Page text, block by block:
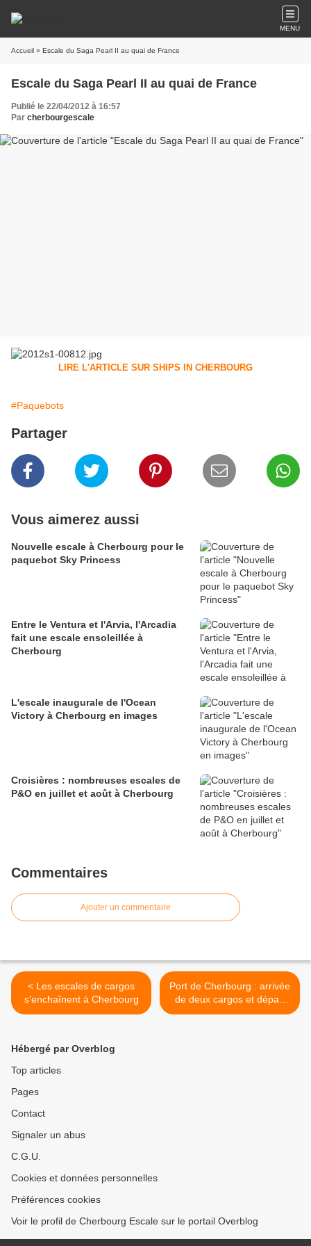
MENU
Accueil » Escale du Saga Pearl II au quai de France
Escale du Saga Pearl II au quai de France
Publié le 22/04/2012 à 16:57
Par cherbourgescale
LIRE L'ARTICLE SUR SHIPS IN CHERBOURG
#Paquebots
Partager
Vous aimerez aussi
Nouvelle escale à Cherbourg pour le
paquebot Sky Princess
Entre le Ventura et l'Arvia, l'Arcadia
fait une escale ensoleillée à
Cherbourg
L'escale inaugurale de l'Ocean
Victory à Cherbourg en images
Croisières : nombreuses escales de
P&O en juillet et août à Cherbourg
Commentaires
Ajouter un commentaire
< Les escales de cargos
s'enchaînent à Cherbourg
Port de Cherbourg : arrivée
de deux cargos et départ
de quatre barges. >
Hébergé par Overblog
Top articles
Pages
Contact
Signaler un abus
C.G.U.
Cookies et données personnelles
Préférences cookies
Voir le profil de Cherbourg Escale sur le portail Overblog